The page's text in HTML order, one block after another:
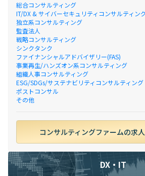
総合コンサルティング
IT/DX & サイバーセキュリティコンサルティン
独立系コンサルティング
監査法人
戦略コンサルティング
シンクタンク
ファイナンシャルアドバイザリー(FAS)
事業再生/ハンズオン系コンサルティング
組織人事コンサルティング
ESG/SDGs/サステナビリティコンサルティング
ポストコンサル
その他
コンサルティングファームの求
DX・IT